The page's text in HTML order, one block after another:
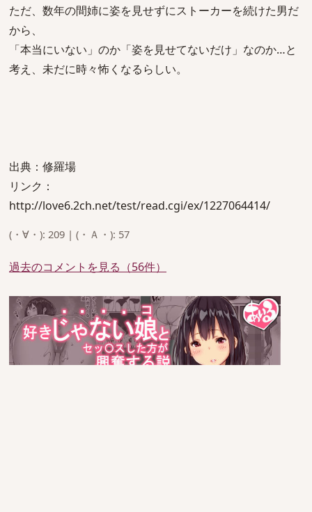
ただ、数年の間姉に姿を見せずにストーカーを続けた男だ
から、
「本当にいない」のか「姿を見せてないだけ」なのか…と
考え、未だに時々怖くなるらしい。
出典：修羅場
リンク：
http://love6.2ch.net/test/read.cgi/ex/1227064414/
(・∀・): 209 | (・Ａ・): 57
過去のコメントを見る（56件）